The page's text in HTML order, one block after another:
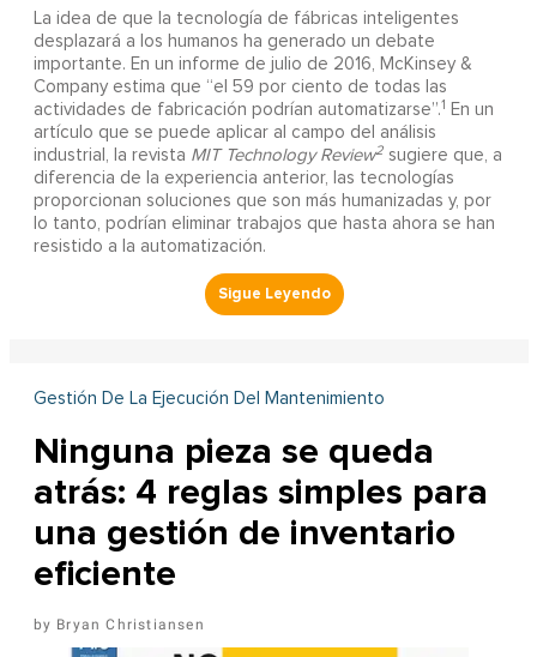
La idea de que la tecnología de fábricas inteligentes
desplazará a los humanos ha generado un debate
importante. En un informe de julio de 2016, McKinsey &
Company estima que “el 59 por ciento de todas las
actividades de fabricación podrían automatizarse”.1
En un
artículo que se puede aplicar al campo del análisis
industrial, la revista MIT Technology Review2sugiere que, a
diferencia de la experiencia anterior, las tecnologías
proporcionan soluciones que son más humanizadas y, por
lo tanto, podrían eliminar trabajos que hasta ahora se han
resistido a la automatización.
Gestión De La Ejecución Del Mantenimiento
Ninguna pieza se queda
atrás: 4 reglas simples para
una gestión de inventario
eficiente
Bryan Christiansen